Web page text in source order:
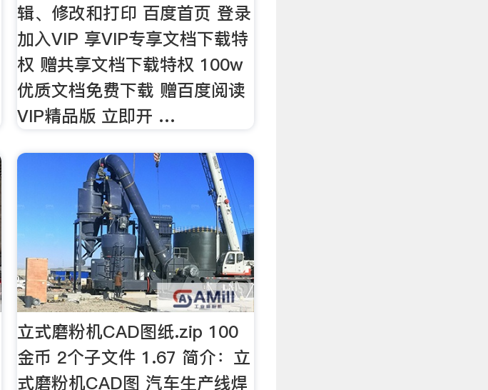
辑、修改和打印 百度首页 登录
加入VIP 享VIP专享文档下载特
权 赠共享文档下载特权 100w
优质文档免费下载 赠百度阅读
VIP精品版 立即开 …
立式磨粉机CAD图纸.zip 100
金币 2个子文件 1.67 简介：立
式磨粉机CAD图 汽车生产线焊